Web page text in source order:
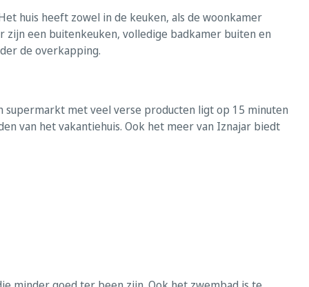
huis heeft zowel in de keuken, als de woonkamer
een buitenkeuken, volledige badkamer buiten en
de overkapping.
met veel verse producten ligt op 15 minuten
van het vakantiehuis. Ook het meer van Iznajar biedt